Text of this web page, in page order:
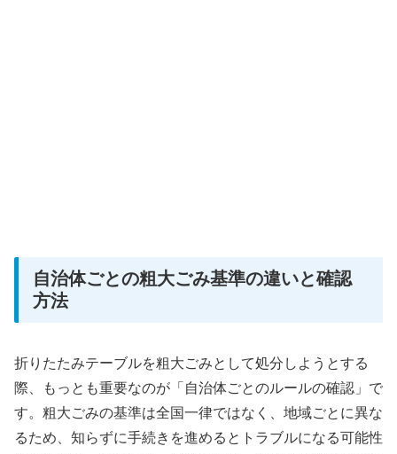
自治体ごとの粗大ごみ基準の違いと確認
方法
折りたたみテーブルを粗大ごみとして処分しようとする
際、もっとも重要なのが「自治体ごとのルールの確認」で
す。粗大ごみの基準は全国一律ではなく、地域ごとに異な
るため、知らずに手続きを進めるとトラブルになる可能性